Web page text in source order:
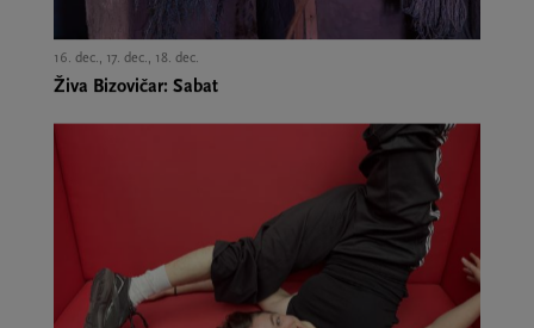
16. dec., 17. dec., 18. dec.,
Živa Bizovičar: Sabat